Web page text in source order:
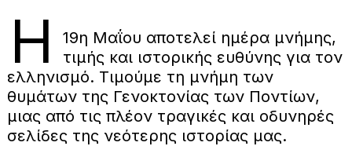
Η
19η Μαΐου αποτελεί ημέρα μνήμης,
τιμής και ιστορικής ευθύνης για τον
ελληνισμό. Τιμούμε τη μνήμη των
θυμάτων της Γενοκτονίας των Ποντίων,
μιας από τις πλέον τραγικές και οδυνηρές
σελίδες της νεότερης ιστορίας μας.